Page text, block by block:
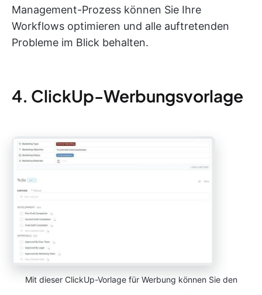
Management-Prozess können Sie Ihre
Workflows optimieren und alle auftretenden
Probleme im Blick behalten.
4. ClickUp-Werbungsvorlage
Mit dieser ClickUp-Vorlage für Werbung können Sie den